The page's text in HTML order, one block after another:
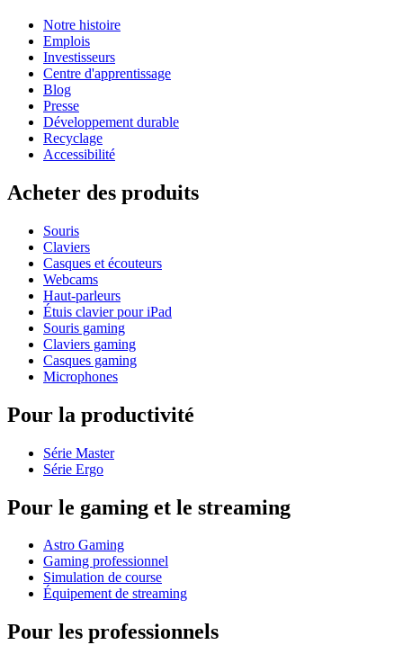
Notre histoire
Emplois
Investisseurs
Centre d'apprentissage
Blog
Presse
Développement durable
Recyclage
Accessibilité
Acheter des produits
Souris
Claviers
Casques et écouteurs
Webcams
Haut-parleurs
Étuis clavier pour iPad
Souris gaming
Claviers gaming
Casques gaming
Microphones
Pour la productivité
Série Master
Série Ergo
Pour le gaming et le streaming
Astro Gaming
Gaming professionnel
Simulation de course
Équipement de streaming
Pour les professionnels